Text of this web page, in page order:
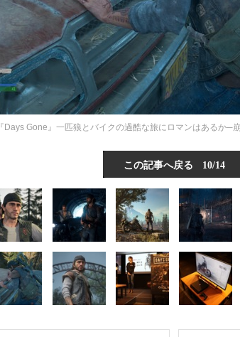
『Days Gone』一匹狼とバイクの過酷な旅にロマンはあるか─
この記事へ戻る 10/14